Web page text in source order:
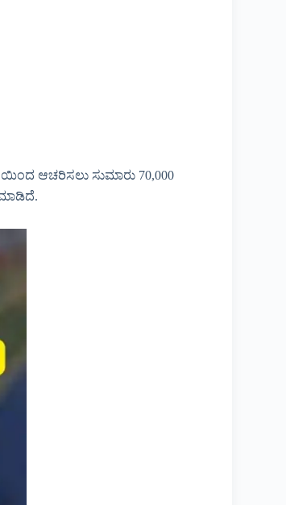
ಆಚರಿಸಲು ಸುಮಾರು 70,000